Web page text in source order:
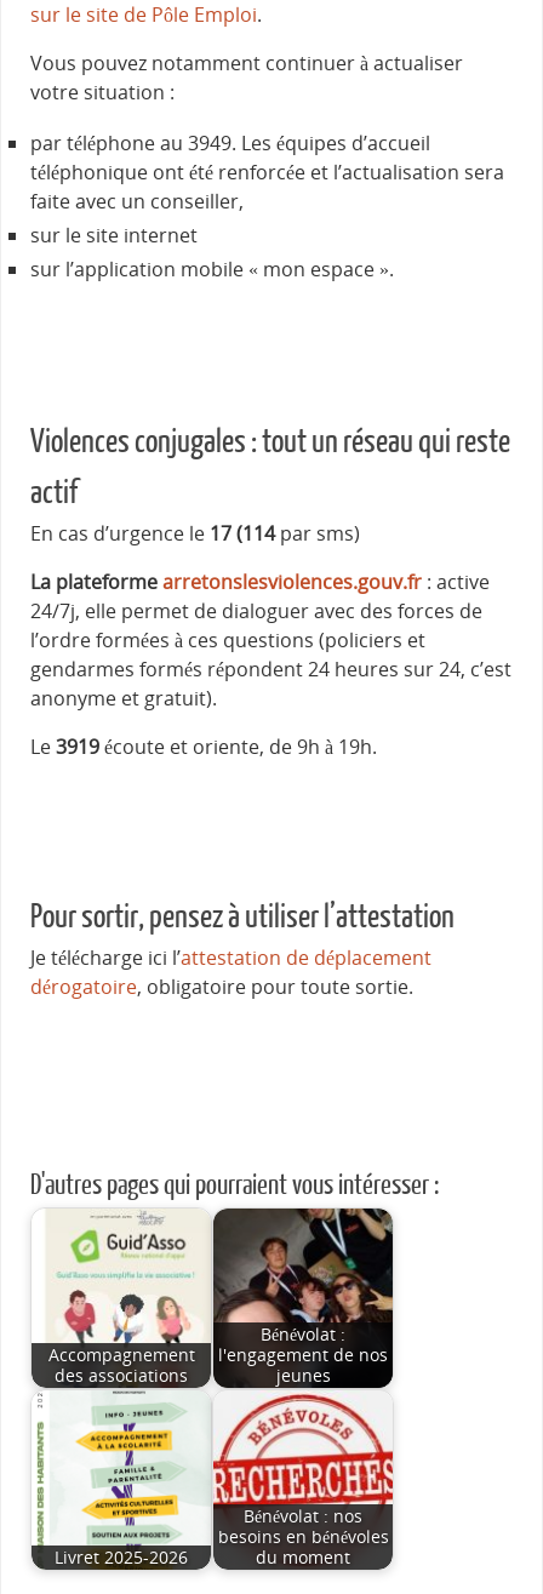
sur le site de Pôle Emploi.
Vous pouvez notamment continuer à actualiser
votre situation :
par téléphone au 3949. Les équipes d’accueil
téléphonique ont été renforcée et l’actualisation sera
faite avec un conseiller,
sur le site internet
sur l’application mobile « mon espace ».
Violences conjugales : tout un réseau qui reste
actif
En cas d’urgence le 17 (114par sms)
La plateformearretonslesviolences.gouv.fr : active
24/7j, elle permet de dialoguer avec des forces de
l’ordre formées à ces questions (policiers et
gendarmes formés répondent 24 heures sur 24, c’est
anonyme et gratuit).
Le3919écoute et oriente, de 9h à 19h.
Pour sortir, pensez à utiliser l’attestation
Je télécharge ici l’attestation de déplacement
dérogatoire, obligatoire pour toute sortie.
D'autres pages qui pourraient vous intéresser :
Accompagnement
des associations
Bénévolat :
l'engagement de nos
jeunes
Livret 2025-2026
Bénévolat : nos
besoins en bénévoles
du moment